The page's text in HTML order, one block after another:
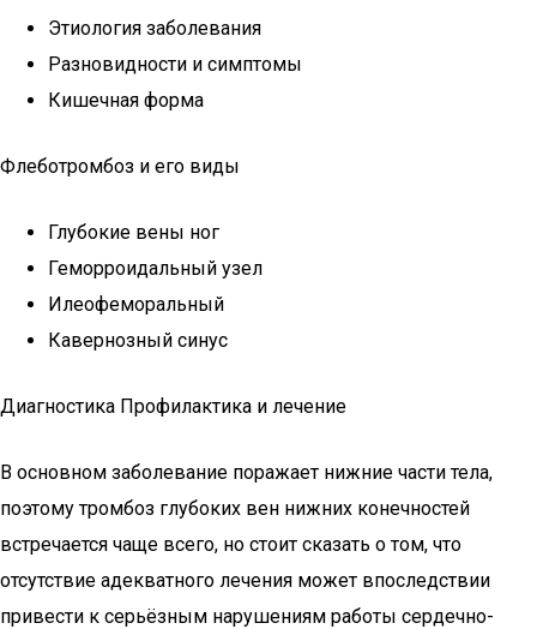
Этиология заболевания
Разновидности и симптомы
Кишечная форма
Флеботромбоз и его виды
Глубокие вены ног
Геморроидальный узел
Илеофеморальный
Кавернозный синус
Диагностика Профилактика и лечение
В основном заболевание поражает нижние части тела,
поэтому тромбоз глубоких вен нижних конечностей
встречается чаще всего, но стоит сказать о том, что
отсутствие адекватного лечения может впоследствии
привести к серьёзным нарушениям работы сердечно-